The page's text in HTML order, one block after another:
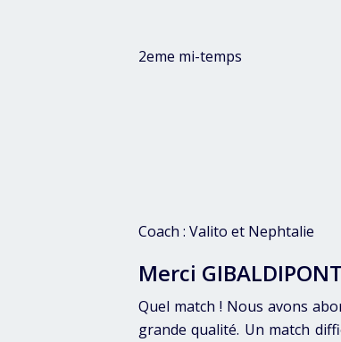
2eme mi-temps
Coach : Valito et Nephtalie
Merci
Quel match ! Nous avons
grande qualité. Un match